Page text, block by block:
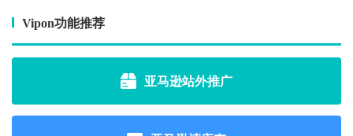
Vipon功能推荐
亚马逊站外推广